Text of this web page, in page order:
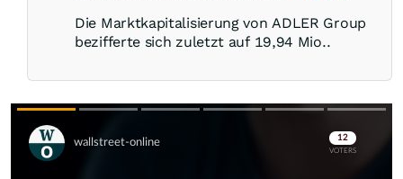
Die Marktkapitalisierung von ADLER Group
bezifferte sich zuletzt auf 19,94 Mio..
Skip